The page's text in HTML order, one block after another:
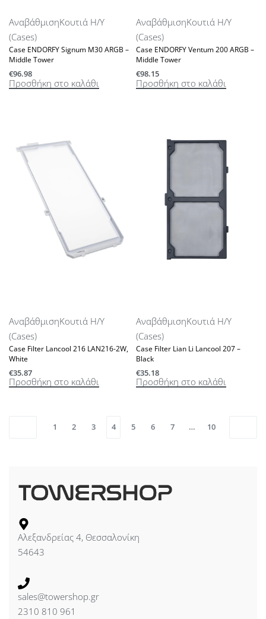
ΑναβάθμισηΚουτιά Η/Υ
(Cases)
Case ENDORFY Signum M30 ARGB –
Middle Tower
€96.98
Προσθήκη στο καλάθι
ΑναβάθμισηΚουτιά Η/Υ
(Cases)
Case ENDORFY Ventum 200 ARGB –
Middle Tower
€98.15
Προσθήκη στο καλάθι
ΑναβάθμισηΚουτιά Η/Υ
(Cases)
Case Filter Lancool 216 LAN216-2W,
White
€35.87
Προσθήκη στο καλάθι
ΑναβάθμισηΚουτιά Η/Υ
(Cases)
Case Filter Lian Li Lancool 207 –
Black
€35.18
Προσθήκη στο καλάθι
1 2 3 4 5 6 7 … 10
Αλεξανδρείας 4, Θεσσαλονίκη
54643
sales@towershop.gr
2310 810 961